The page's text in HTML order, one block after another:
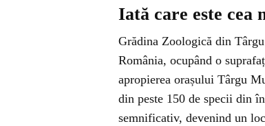
Iată care este cea
Grădina Zoologică din
România, ocupând o
apropierea orașului Târgu
din peste 150 de specii din
semnificativ, devenind un